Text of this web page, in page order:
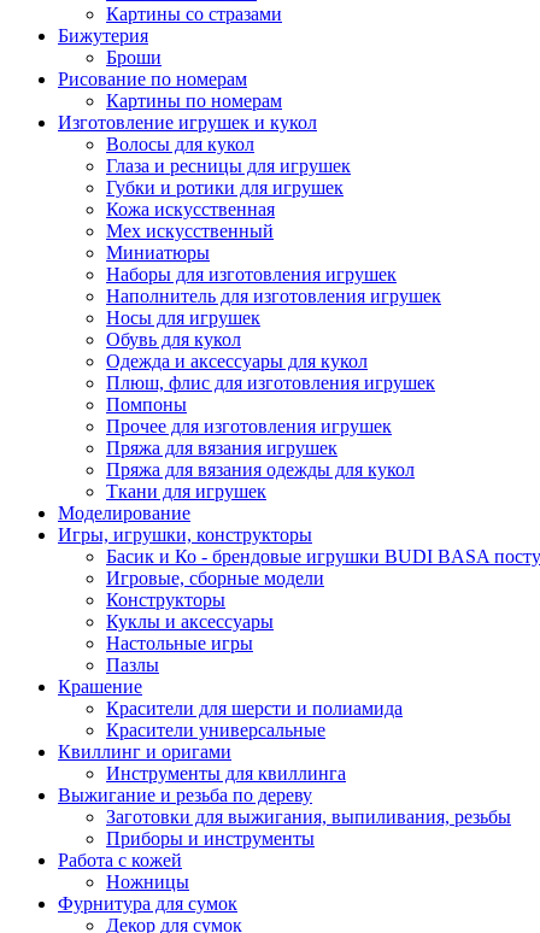
Картины co стразами
Бижутерия
Броши
Рисование по номерам
Картины по номерам
Изготовление игрушек и кукол
Волосы для кукол
Глаза и ресницы для игрушек
Губки и ротики для игрушек
Кожа искусственная
Мех искусственный
Миниатюры
Наборы для изготовления игрушек
Наполнитель для изготовления игрушек
Носы для игрушек
Обувь для кукол
Одежда и аксессуары для кукол
Плюш, флис для изготовления игрушек
Помпоны
Прочее для изготовления игрушек
Пряжа для вязания игрушек
Пряжа для вязания одежды для кукол
Ткани для игрушек
Моделирование
Игры, игрушки, конструкторы
Басик и Ко - брендовые игрушки BUDI BASA
Игровые, сборные модели
Конструкторы
Куклы и аксессуары
Настольные игры
Пазлы
Крашение
Красители для шерсти и полиамида
Красители универсальные
Квиллинг и оригами
Инструменты для квиллинга
Выжигание и резьба по дереву
Заготовки для выжигания, выпиливания, резьбы
Приборы и инструменты
Работа с кожей
Ножницы
Фурнитура для сумок
Декор для сумок